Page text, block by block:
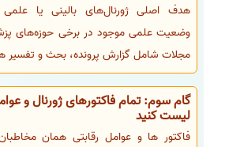
هدف اصلی ژورنال‌های بالینی یا
وضعیت علمی موجود در برخی حوزه‌های
مجلات شامل گزارش پرونده، بحث و تفسیر
گام سوم: تمام فاکتورهای ژورنال و
لیست کنید
فاکتور ها و عوامل رقابتی همان